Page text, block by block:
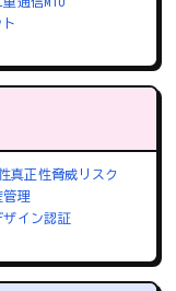
真正性脅威 リスク
管理
ザイン認証